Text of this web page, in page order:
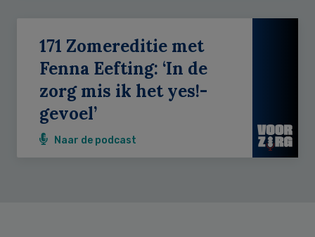
171 Zomereditie met
Fenna Eefting: ‘In de
zorg mis ik het yes!-
gevoel’
Naar de podcast